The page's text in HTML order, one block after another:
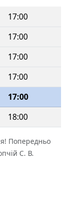
17:00
17:00
17:00
17:00
17:00
18:00
Попередньо
С. В.